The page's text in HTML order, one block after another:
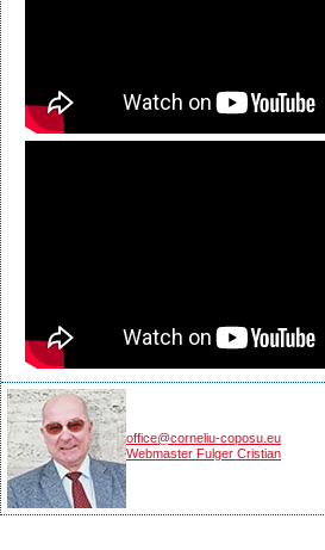
office@corneliu-coposu.eu
Webmaster Fulger Cristian